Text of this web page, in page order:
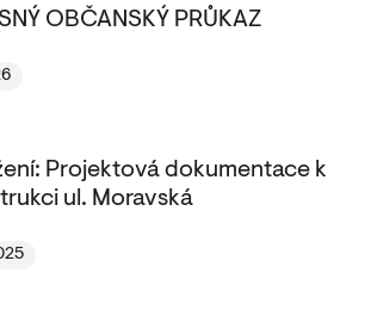
OBČANSKÝ PRŮKAZ
Projektová dokumentace k
ul. Moravská